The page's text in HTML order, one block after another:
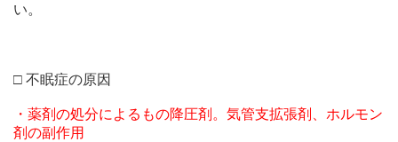
い。
□ 不眠症の原因
・薬剤の処分によるもの降圧剤。気管支拡張剤、ホルモン
剤の副作用